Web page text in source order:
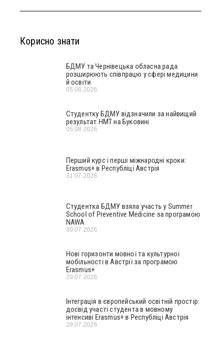
Корисно знати
БДМУ та Чернівецька обласна рада
розширюють співпрацю у сфері медицини
й освіти
05.08.2026
Студентку БДМУ відзначили за найвищий
результат НМТ на Буковині
05.08.2026
Перший курс і перші міжнародні кроки:
Erasmus+ в Республіці Австрія
31.07.2026
Студентка БДМУ взяла участь у Summer
School of Preventive Medicine за програмою
NAWA
30.07.2026
Нові горизонти мовної та культурної
мобільності в Австрії за програмою
Erasmus+
29.07.2026
Інтеграція в європейський освітній простір:
досвід участі студента в мовному
інтенсиві Erasmus+ в Республіці Австрія
29.07.2026